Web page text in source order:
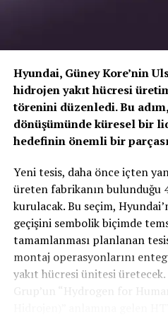
Jeep®; eylül ayı boyunca
geçirilen kampanyayla
modellerinden birini tercih
TL’ye varan indirim ve yüzde
Sport ile Yere Basıyor
Türkiye’nin otomobiliTOGG
değerlerine sahip elektrikli
tutunma kabiliyeti çok daha
olarak bizzat
Sport, performans odaklı
Hyundai, Güney Kore’nin
hidrojen yakıt hücresi
törenini düzenledi. Bu
dönüşümünde küresel bir
hedefinin önemli bir
Yeni tesis, daha önce içten
üreten fabrikanın bulunduğu
kurulacak. Bu seçim,
geçişini sembolik biçimde
tamamlanması planlanan
montaj operasyonlarını
yakıt hücresi ünitesi
Grup’un “Hydrogen for